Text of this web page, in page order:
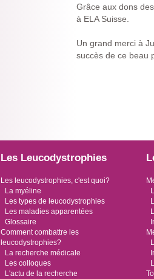
Grâce aux dons
à ELA Suisse.
Un grand merci à
succès de ce beau
Les Leucodystrophies
Les leucodystrophies, c'est quoi?
La myéline
Les types de leucodystrophies
Les maladies apparentées
Glossaire
Comment combattre les
leucodystrophies?
La recherche médicale
Les colloques
L'actu de la recherche